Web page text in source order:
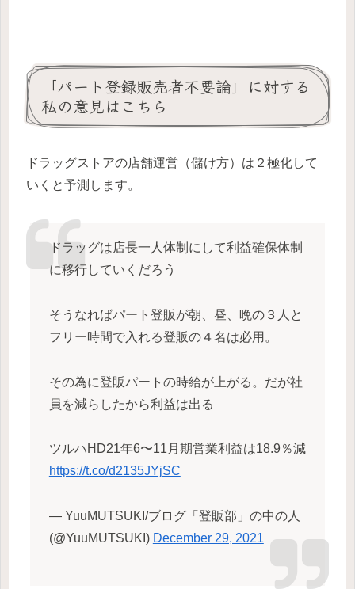
「パート登録販売者不要論」に対する
私の意見はこちら
ドラッグストアの店舗運営（儲け方）は２極化して
いくと予測します。
ドラッグは店長一人体制にして利益確保体制
に移行していくだろう
そうなればパート登販が朝、昼、晩の３人と
フリー時間で入れる登販の４名は必用。
その為に登販パートの時給が上がる。だが社
員を減らしたから利益は出る
ツルハHD21年6〜11月期営業利益は18.9％減
https://t.co/d2135JYjSC
— YuuMUTSUKI/ブログ「登販部」の中の人
(@YuuMUTSUKI) December 29, 2021